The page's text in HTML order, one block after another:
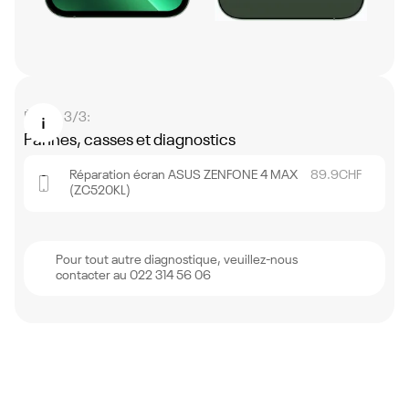
Étape 3/3:
Pannes, casses et diagnostics
Réparation écran ASUS ZENFONE 4 MAX
(ZC520KL)
89.9CHF
Pour tout autre diagnostique, veuillez-nous
contacter au 022 314 56 06